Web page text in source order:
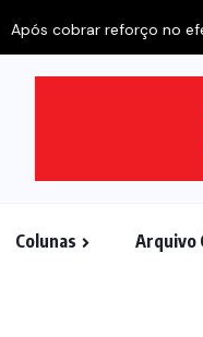
Após cobrar reforço no
Colunas Arquivo